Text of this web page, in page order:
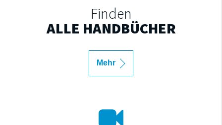
Finden
ALLE HANDBÜCHER
Mehr